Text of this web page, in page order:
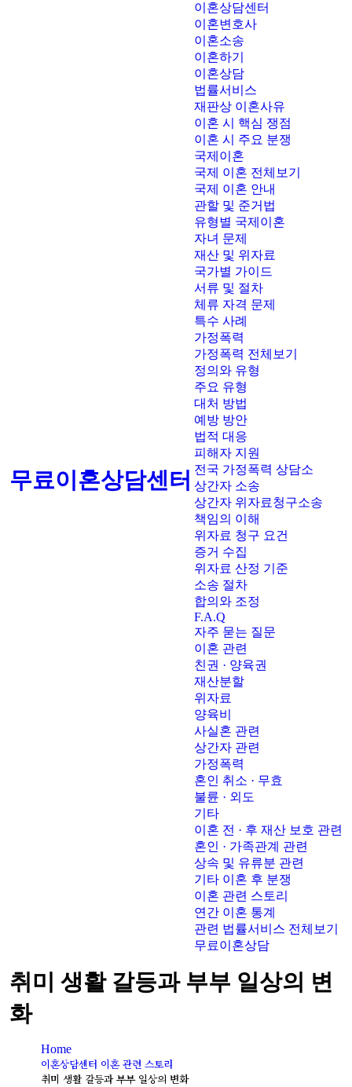
무료이혼상담센터
이혼상담센터
이혼변호사
이혼소송
이혼하기
이혼상담
법률서비스
재판상 이혼사유
이혼 시 핵심 쟁점
이혼 시 주요 분쟁
국제이혼
국제 이혼 전체보기
국제 이혼 안내
관할 및 준거법
유형별 국제이혼
자녀 문제
재산 및 위자료
국가별 가이드
서류 및 절차
체류 자격 문제
특수 사례
가정폭력
가정폭력 전체보기
정의와 유형
주요 유형
대처 방법
예방 방안
법적 대응
피해자 지원
전국 가정폭력 상담소
상간자 소송
상간자 위자료청구소송
책임의 이해
위자료 청구 요건
증거 수집
위자료 산정 기준
소송 절차
합의와 조정
F.A.Q
자주 묻는 질문
이혼 관련
친권 · 양육권
재산분할
위자료
양육비
사실혼 관련
상간자 관련
가정폭력
혼인 취소 · 무효
불륜 · 외도
기타
이혼 전 · 후 재산 보호 관련
혼인 · 가족관계 관련
상속 및 유류분 관련
기타 이혼 후 분쟁
이혼 관련 스토리
연간 이혼 통계
관련 법률서비스 전체보기
무료이혼상담
취미 생활 갈등과 부부 일상의 변
화
Home
이혼상담센터 이혼 관련 스토리
취미 생활 갈등과 부부 일상의 변화